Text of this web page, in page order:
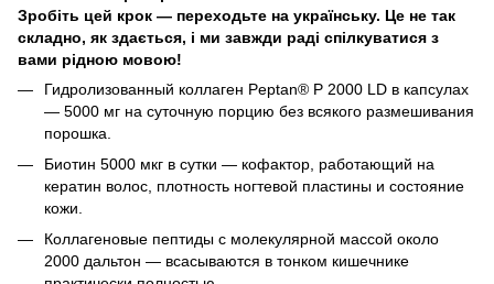
Зробіть цей крок — переходьте на українську. Це не так
складно, як здається, і ми завжди раді спілкуватися з
вами рідною мовою!
Гидролизованный коллаген Peptan® P 2000 LD в капсулах
— 5000 мг на суточную порцию без всякого размешивания
порошка.
Биотин 5000 мкг в сутки — кофактор, работающий на
кератин волос, плотность ногтевой пластины и состояние
кожи.
Коллагеновые пептиды с молекулярной массой около
2000 дальтон — всасываются в тонком кишечнике